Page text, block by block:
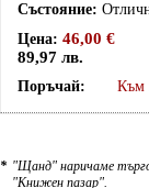
46,00 €
89,97 лв.
Към
* "Щанд" наричаме
"Книжен пазар".